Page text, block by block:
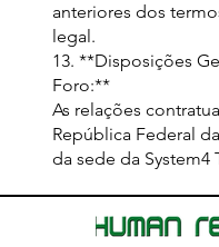
anteriores dos
legal.
13. **Disposições
Foro:**
As relações
República Federal
da sede da